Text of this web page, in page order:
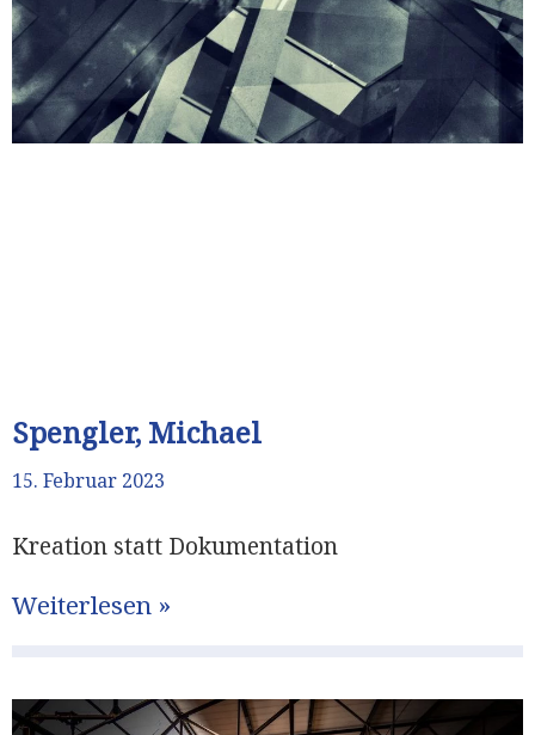
Spengler, Michael
15. Februar 2023
Kreation statt Dokumentation
Weiterlesen »